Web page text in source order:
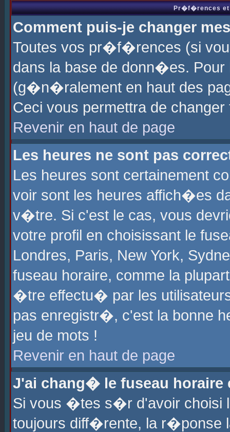
Pr�f�rences et
Comment puis-je changer
Toutes vos pr�f�rences (si
dans la base de donn�es.
(g�n�ralement en haut des
Ceci vous permettra de
Revenir en haut de page
Les heures ne sont pas
Les heures sont certainement
voir sont les heures affich�es
v�tre. Si c'est le cas, vous
votre profil en choisissant le
Londres, Paris, New York,
fuseau horaire, comme la
�tre effectu� par les
pas enregistr�, c'est la bonne
jeu de mots !
Revenir en haut de page
J'ai chang� le fuseau horaire
Si vous �tes s�r d'avoir choisi
toujours diff�rente, la r�ponse